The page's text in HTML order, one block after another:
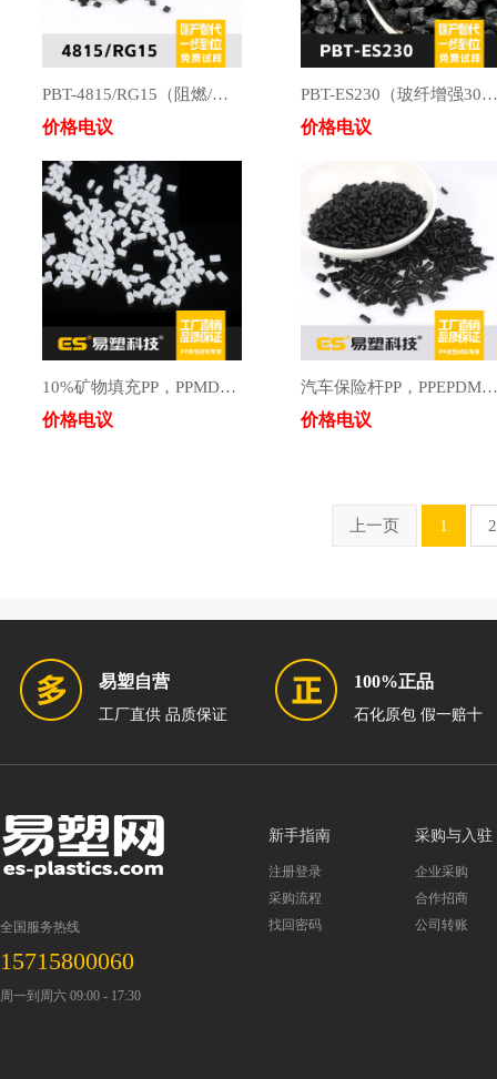
PBT-4815/RG15（阻燃/玻纤增强15%）
价格电议
PBT-ES230（玻纤增强30%/阻燃UL94V0）
价格电议
10%矿物填充PP，PPMD110
价格电议
汽车保险杆PP，PPEPDMT10
价格电议
上一页 1 2
易塑自营
工厂直供 品质保证
100%正品
石化原包 假一赔十
全国服务热线
15715800060
周一到周六 09:00 - 17:30
新手指南
注册登录
采购流程
找回密码
采购与入驻
企业采购
合作招商
公司转账